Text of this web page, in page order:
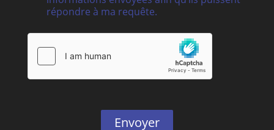
répondre à ma requête.
Envoyer